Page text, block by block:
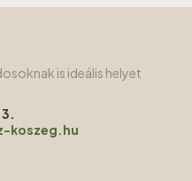
is ideális helyet
koszeg.hu